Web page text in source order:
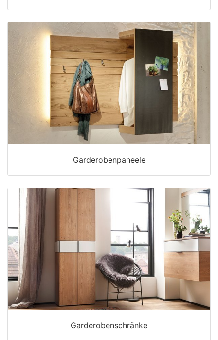
Garderobenpaneele
Garderobenschränke